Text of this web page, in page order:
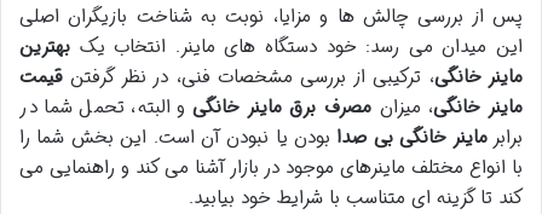
پس از بررسی چالش ها و مزایا، نوبت به شناخت بازیگران اصلی
این میدان می رسد: خود دستگاه های ماینر. انتخاب یک بهترین
ماینر خانگی، ترکیبی از بررسی مشخصات فنی، در نظر گرفتن قیمت
ماینر خانگی، میزان مصرف برق ماینر خانگیو البته، تحمل شما در
برابرماینر خانگی بی صدا بودن یا نبودن آن است. این بخش شما را
با انواع مختلف ماینرهای موجود در بازار آشنا می کند و راهنمایی می
کند تا گزینه ای متناسب با شرایط خود بیابید.